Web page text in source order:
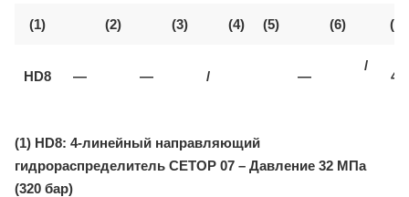
(1) (2) (3) (4) (5) (6) (7)
HD8 — — / —
/
40
(1) HD8: 4-линейный направляющий
гидрораспределитель CETOP 07 – Давление 32 МПа
(320 бар)